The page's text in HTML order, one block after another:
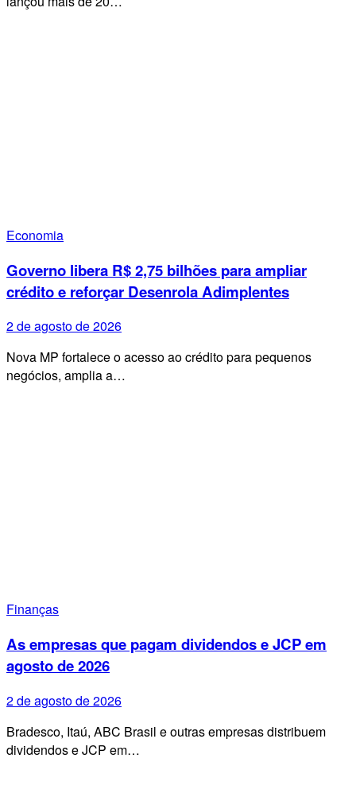
Economia
Governo libera R$ 2,75 bilhões para ampliar
crédito e reforçar Desenrola Adimplentes
2 de agosto de 2026
Nova MP fortalece o acesso ao crédito para pequenos
negócios, amplia a…
Finanças
As empresas que pagam dividendos e JCP em
agosto de 2026
2 de agosto de 2026
Bradesco, Itaú, ABC Brasil e outras empresas distribuem
dividendos e JCP em…